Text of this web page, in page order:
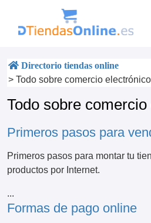
Directorio tiendas online
> Todo sobre comercio electrónico
Todo sobre
Primeros pasos para
Primeros pasos para montar tu
productos por Internet.
...
Formas de pago online